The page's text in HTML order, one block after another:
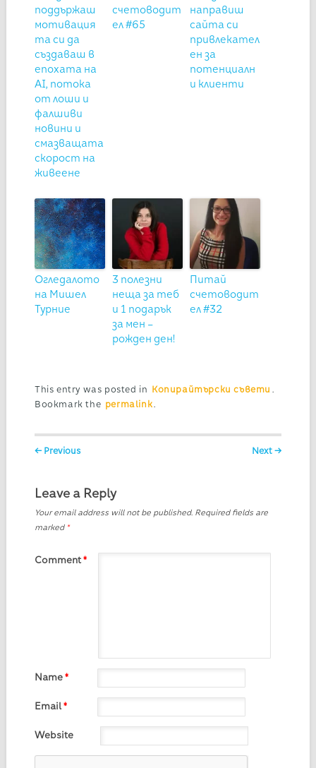
поддържаш
мотивация
та си да
създаваш в
епохата на
AI, потока
от лоши и
фалшиви
новини и
смазващата
скорост на
живеене
счетоводит
ел #65
направиш
сайта си
привлекател
ен за
потенциалн
и клиенти
Огледалото
на Мишел
Турние
3 полезни
неща за теб
и 1 подарък
за мен –
рожден ден!
Питай
счетоводит
ел #32
This entry was posted in Копирайтърски съвети .
Bookmark the permalink.
Post navigation
← Previous Next →
Leave a Reply
Your email address will not be published. Required fields are
marked *
Comment*
Name*
Email*
Website